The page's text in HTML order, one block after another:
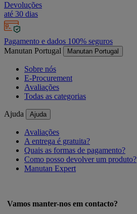
Devoluções
até 30 dias
Pagamento e dados 100% seguros
Manutan Portugal
Manutan Portugal
Sobre nós
E-Procurement
Avaliações
Todas as categorias
Ajuda Ajuda
Avaliações
A entrega é gratuita?
Quais as formas de pagamento?
Como posso devolver um produto?
Manutan Expert
Vamos manter-nos em contacto?